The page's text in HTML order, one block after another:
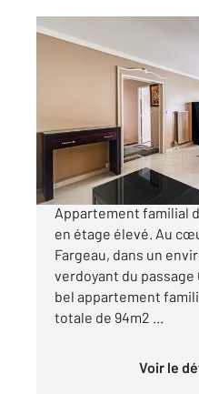
PARIS 75020
, 5 pièces
Appartement F5
699
Paris 20e, Saint
Appartement familial
en étage élevé. Au
Fargeau, dans un
verdoyant du
bel appartement
totale de 94m2 ...
Voir le